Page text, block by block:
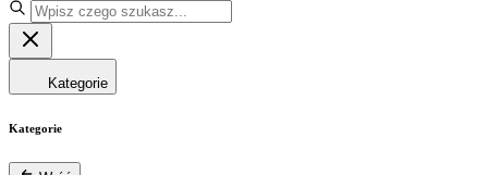
Kategorie
Kategorie